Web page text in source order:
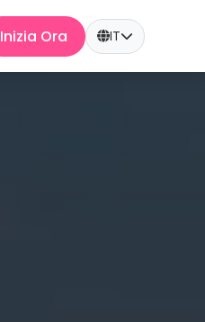
Inizia Ora IT